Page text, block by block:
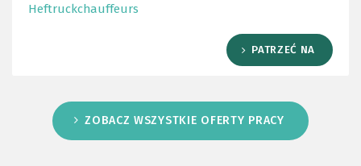
Heftruckchauffeurs
PATRZEĆ NA
ZOBACZ WSZYSTKIE OFERTY PRACY